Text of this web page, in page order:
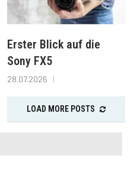
Erster Blick auf die
Sony FX5
28.07.2026
LOAD MORE POSTS